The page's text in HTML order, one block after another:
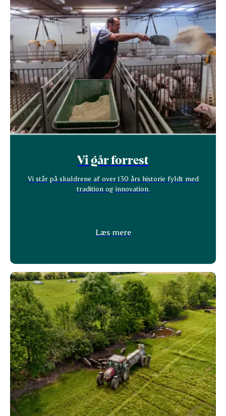
Vi går forrest
Vi står på skuldrene af over 130 års historie fyldt med
tradition og innovation.
Læs mere